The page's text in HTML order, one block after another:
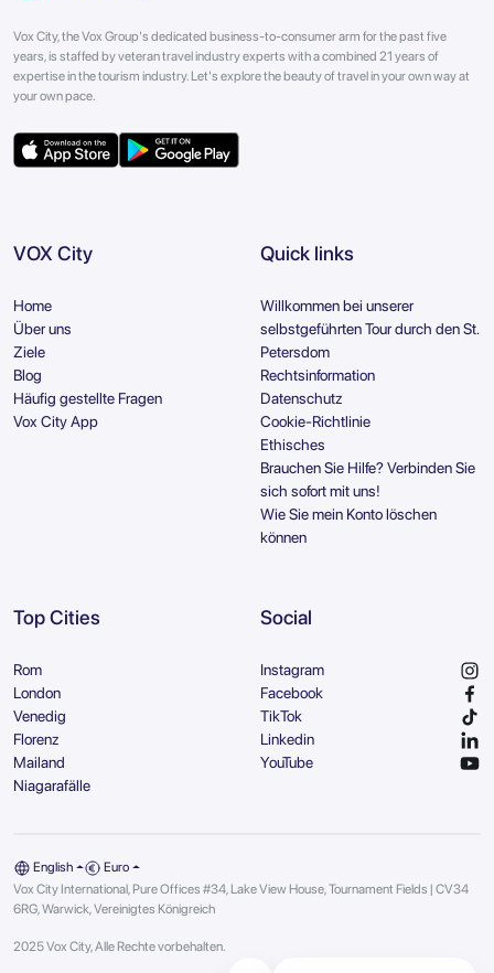
Vox City, the Vox Group's dedicated business-to-consumer arm for the past five
years, is staffed by veteran travel industry experts with a combined 21 years of
expertise in the tourism industry. Let's explore the beauty of travel in your own way at
your own pace.
VOX City
Home
Über uns
Ziele
Blog
Häufig gestellte Fragen
Vox City App
Quick links
Willkommen bei unserer
selbstgeführten Tour durch den St.
Petersdom
Rechtsinformation
Datenschutz
Cookie-Richtlinie
Ethisches
Brauchen Sie Hilfe? Verbinden Sie
sich sofort mit uns!
Wie Sie mein Konto löschen
können
Top Cities
Rom
London
Venedig
Florenz
Mailand
Niagarafälle
Social
Instagram
Facebook
TikTok
Linkedin
YouTube
English
Euro
Vox City International, Pure Offices #34, Lake View House, Tournament Fields | CV34
6RG, Warwick, Vereinigtes Königreich
2025 Vox City, Alle Rechte vorbehalten.